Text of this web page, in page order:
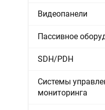
Видеопанели
Пассивное
SDH/PDH
Системы
мониторинга